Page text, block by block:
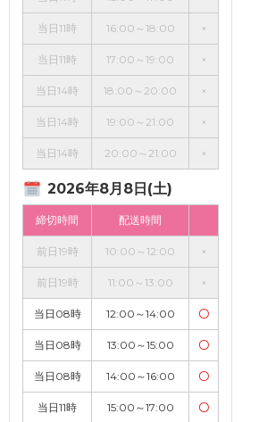
当日11時 16:00～18:00 ×
当日11時 17:00～19:00 ×
当日14時 18:00～20:00 ×
当日14時 19:00～21:00 ×
当日14時 20:00～21:00 ×
2026年8月8日(土)
締切時間 配送時間
前日19時 10:00～12:00 ×
前日19時 11:00～13:00 ×
当日08時 12:00～14:00 〇
当日08時 13:00～15:00 〇
当日08時 14:00～16:00 〇
当日11時 15:00～17:00 〇